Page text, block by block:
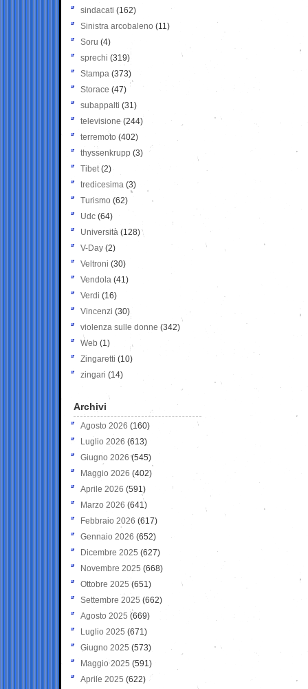
sindacati (162)
Sinistra arcobaleno (11)
Soru (4)
sprechi (319)
Stampa (373)
Storace (47)
subappalti (31)
televisione(244)
terremoto (402)
thyssenkrupp (3)
Tibet(2)
tredicesima (3)
Turismo (62)
Udc (64)
Università (128)
V-Day (2)
Veltroni (30)
Vendola (41)
Verdi (16)
Vincenzi (30)
violenza sulle donne (342)
Web (1)
Zingaretti (10)
zingari (14)
Archivi
Agosto 2026 (160)
Luglio 2026 (613)
Giugno 2026 (545)
Maggio 2026 (402)
Aprile 2026 (591)
Marzo 2026 (641)
Febbraio 2026 (617)
Gennaio 2026 (652)
Dicembre 2025 (627)
Novembre 2025 (668)
Ottobre 2025 (651)
Settembre 2025 (662)
Agosto 2025 (669)
Luglio 2025 (671)
Giugno 2025 (573)
Maggio 2025 (591)
Aprile 2025 (622)